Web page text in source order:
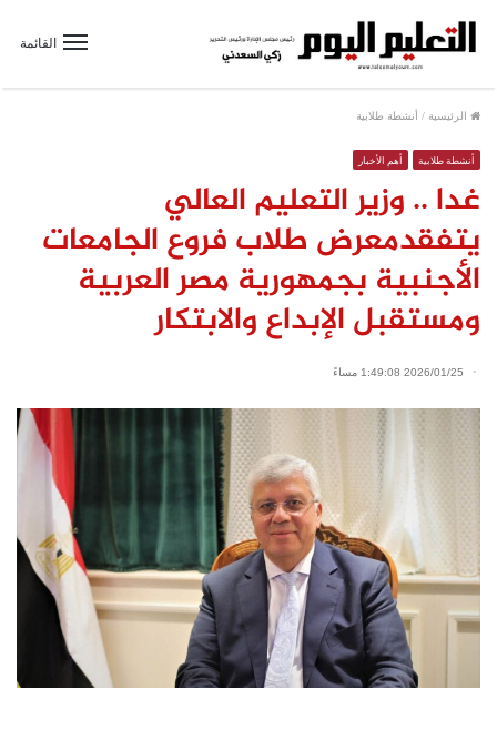
القائمة
الرئيسية / أنشطة طلابية
أنشطة طلابية أهم الأخبار
غدا .. وزير التعليم العالي
يتفقدمعرض طلاب فروع الجامعات
الأجنبية بجمهورية مصر العربية
ومستقبل الإبداع والابتكار
2026/01/25 1:49:08 مساءً